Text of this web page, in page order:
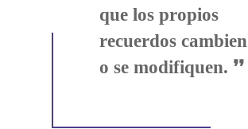
que los propios
recuerdos cambien
o se modifiquen. ❜❜